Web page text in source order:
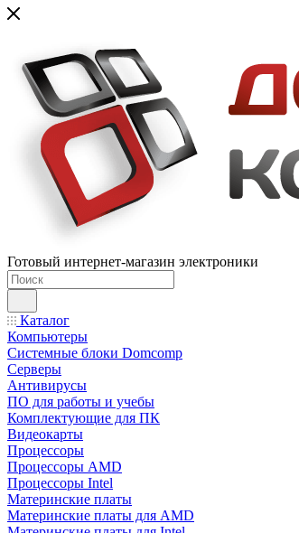
Готовый интернет-магазин электроники
Каталог
Компьютеры
Системные блоки Domcomp
Серверы
Антивирусы
ПО для работы и учебы
Комплектующие для ПК
Видеокарты
Процессоры
Процессоры AMD
Процессоры Intel
Материнские платы
Материнские платы для AMD